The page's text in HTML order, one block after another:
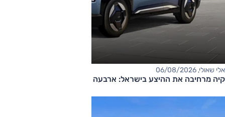
אלי שאולי, 06/08/2026
קיה מרחיבה את ההיצע בישראל: ארבעה דגמים חדשים בדרך